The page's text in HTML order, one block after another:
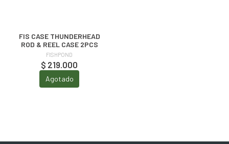
FIS CASE THUNDERHEAD
ROD & REEL CASE 2PCS
FISHPOND
$ 219.000
Agotado